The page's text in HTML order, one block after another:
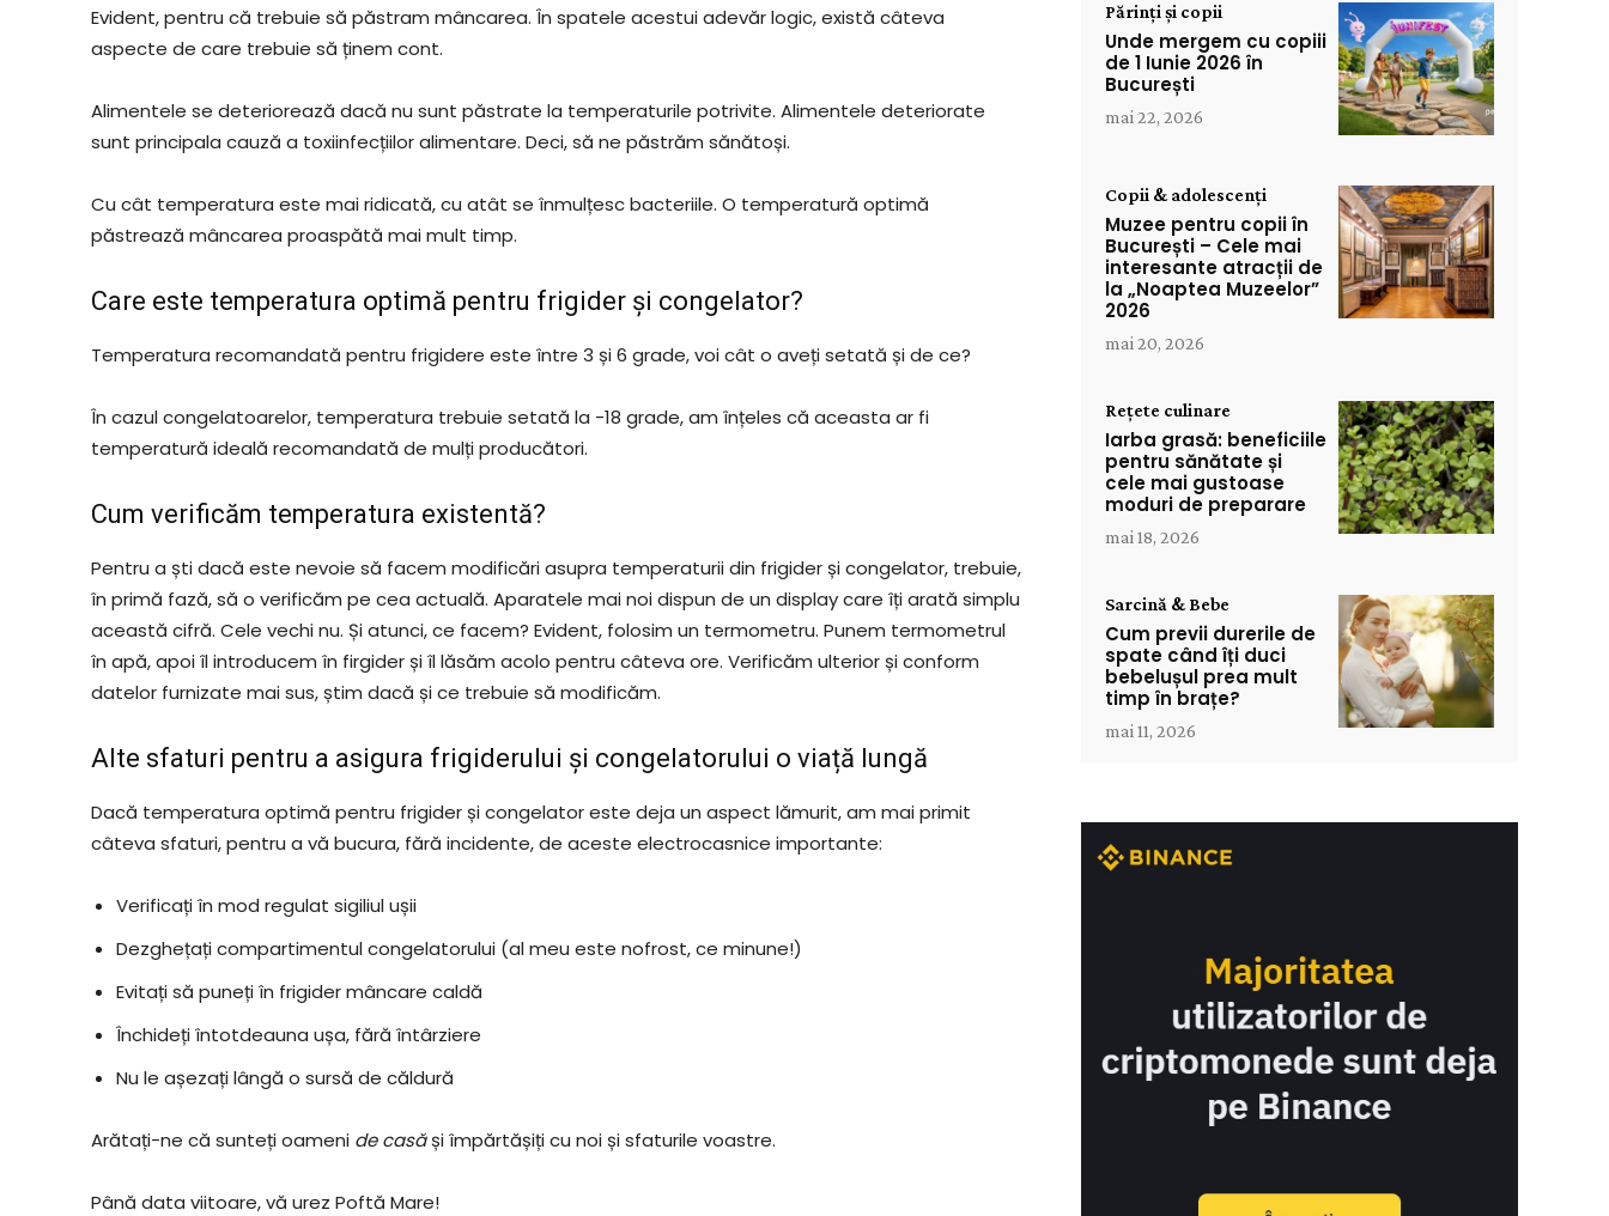
Evident, pentru că trebuie să păstram mâncarea. În spatele acestui adevăr logic, există câteva
aspecte de care trebuie să ținem cont.
Alimentele se deteriorează dacă nu sunt păstrate la temperaturile potrivite. Alimentele deteriorate
sunt principala cauză a toxiinfecțiilor alimentare. Deci, să ne păstrăm sănătoși.
Cu cât temperatura este mai ridicată, cu atât se înmulțesc bacteriile. O temperatură optimă
păstrează mâncarea proaspătă mai mult timp.
Care este temperatura optimă pentru frigider și congelator?
Temperatura recomandată pentru frigidere este între 3 și 6 grade, voi cât o aveți setată și de ce?
În cazul congelatoarelor, temperatura trebuie setată la -18 grade, am înțeles că aceasta ar fi
temperatură ideală recomandată de mulți producători.
Cum verificăm temperatura existentă?
Pentru a ști dacă este nevoie să facem modificări asupra temperaturii din frigider și congelator, trebuie,
în primă fază, să o verificăm pe cea actuală. Aparatele mai noi dispun de un display care îți arată simplu
această cifră. Cele vechi nu. Și atunci, ce facem? Evident, folosim un termometru. Punem termometrul
în apă, apoi îl introducem în firgider și îl lăsăm acolo pentru câteva ore. Verificăm ulterior și conform
datelor furnizate mai sus, știm dacă și ce trebuie să modificăm.
Alte sfaturi pentru a asigura frigiderului și congelatorului o viață lungă
Dacă temperatura optimă pentru frigider și congelator este deja un aspect lămurit, am mai primit
câteva sfaturi, pentru a vă bucura, fără incidente, de aceste electrocasnice importante:
Verificați în mod regulat sigiliul ușii
Dezghețați compartimentul congelatorului (al meu este nofrost, ce minune!)
Evitați să puneți în frigider mâncare caldă
Închideți întotdeauna ușa, fără întârziere
Nu le așezați lângă o sursă de căldură
Arătați-ne că sunteți oameni de casăși împărtășiți cu noi și sfaturile voastre.
Până data viitoare, vă urez Poftă Mare!
Părinți și copii
Unde mergem cu copiii
de 1 Iunie 2026 în
București
mai 22, 2026
Copii & adolescenți
Muzee pentru copii în
București – Cele mai
interesante atracții de
la „Noaptea Muzeelor”
2026
mai 20, 2026
Rețete culinare
Iarba grasă: beneficiile
pentru sănătate și
cele mai gustoase
moduri de preparare
mai 18, 2026
Sarcină & Bebe
Cum previi durerile de
spate când îți duci
bebelușul prea mult
timp în brațe?
mai 11, 2026